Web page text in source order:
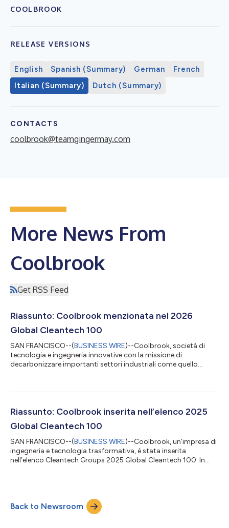
COOLBROOK
RELEASE VERSIONS
English Spanish (Summary) German
French
Italian (Summary)
Dutch (Summary)
CONTACTS
coolbrook@teamgingermay.com
More News From
Coolbrook
Get RSS Feed
Riassunto: Coolbrook menzionata nel 2026
Global Cleantech 100
SAN FRANCISCO--(BUSINESS WIRE)--Coolbrook, società di
tecnologia e ingegneria innovative con la missione di
decarbonizzare importanti settori industriali come quello
100 del Cleantech Group. L'elenco annuale riconosce le aziende
volte a promuovere un futuro globale più pulito e resiliente. Il
Riassunto: Coolbrook inserita nell’elenco 2025
Global Cleantech 100
SAN FRANCISCO--(BUSINESS WIRE)--Coolbrook, un’impresa di
ingegneria e tecnologia trasformativa, è stata inserita
nell’elenco Cleantech Groups 2025 Global Cleantech 100. In
contributi significativi all’innovazione sostenibile. Il report
gratuito presenta innovatori che portano avanti tecnologie e
modelli aziendali rivoluzion...
Back to Newsroom